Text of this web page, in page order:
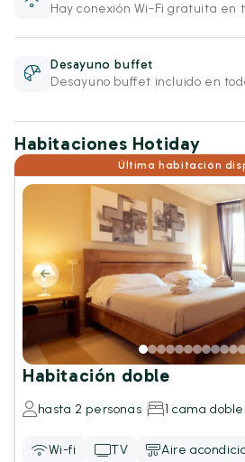
Hay conexión Wi-Fi gratuita en
Desayuno buffet
Desayuno buffet incluido en
Habitaciones Hotiday
Última habitación
Habitación doble
hasta 2 personas 1 cama doble
Wi-fi TV
Aire